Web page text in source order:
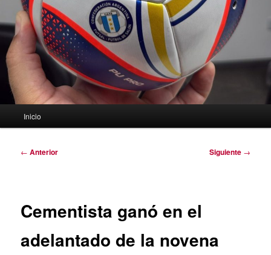
Inicio
Navegación
← Anterior Siguiente →
Cementista ganó en el
adelantado de la novena